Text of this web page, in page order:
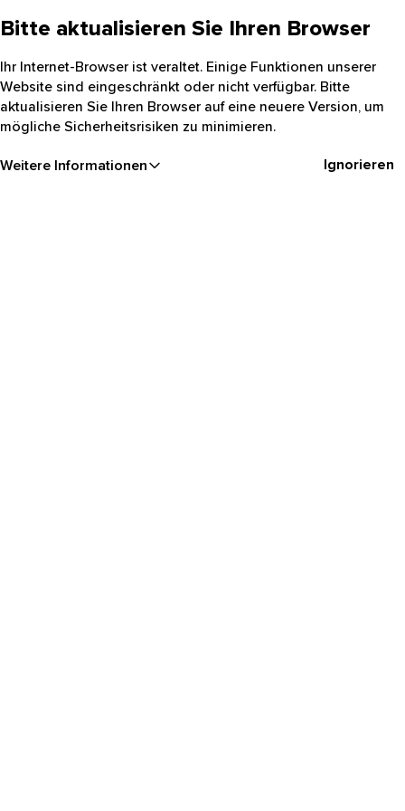
Bitte aktualisieren Sie Ihren Browser
Ihr Internet-Browser ist veraltet. Einige Funktionen unserer
Website sind eingeschränkt oder nicht verfügbar. Bitte
aktualisieren Sie Ihren Browser auf eine neuere Version, um
mögliche Sicherheitsrisiken zu minimieren.
Weitere Informationen Ignorieren